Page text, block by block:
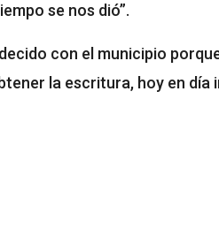
se nos dió”.
con el municipio
la escritura, hoy en día